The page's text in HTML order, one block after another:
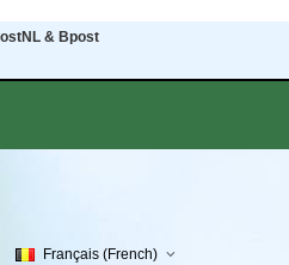
& Bpost
Français (French)